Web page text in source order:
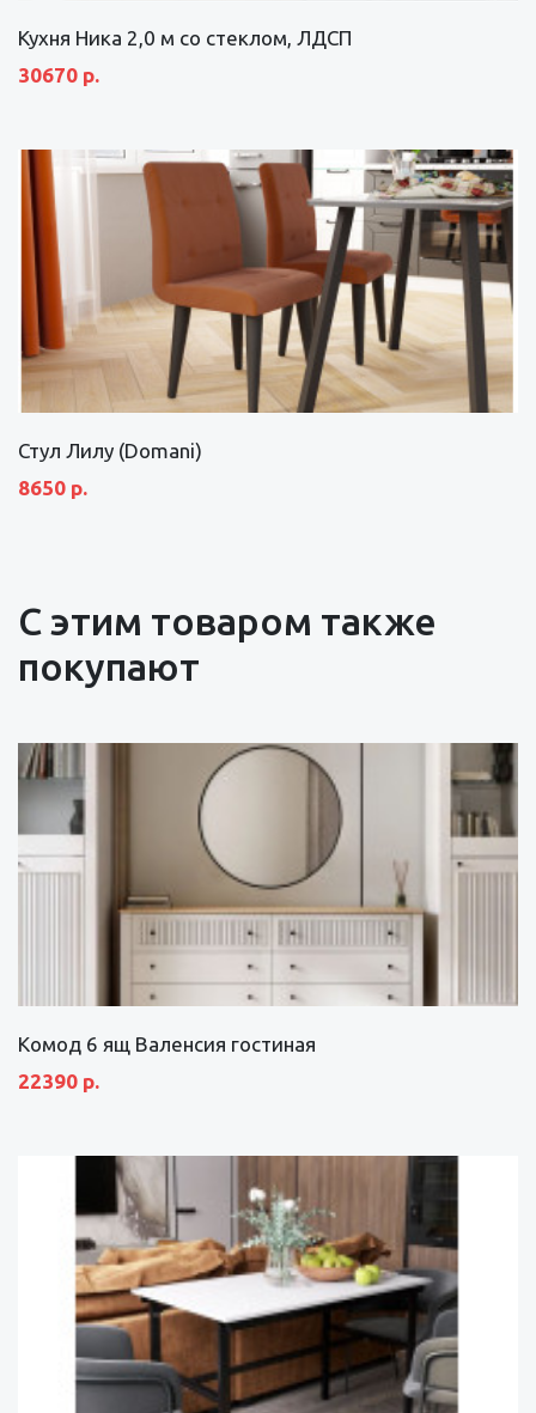
Кухня Ника 2,0 м со стеклом, ЛДСП
30670 р.
Стул Лилу (Domani)
8650 р.
С этим товаром также
покупают
Комод 6 ящ Валенсия гостиная
22390 р.